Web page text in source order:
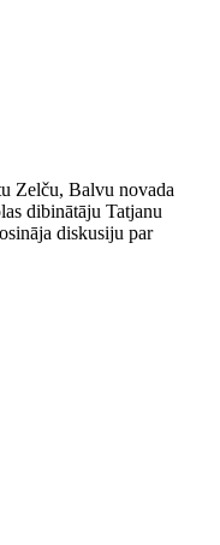
Zelču, Balvu novada
dibinātāju Tatjanu
diskusiju par